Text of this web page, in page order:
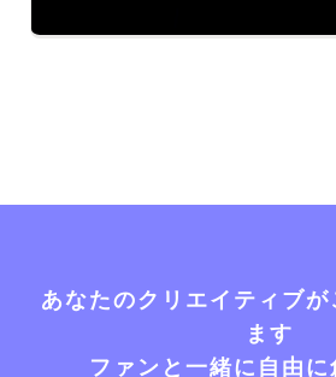
あなたのクリエイティブが
ます
ファンと一緒に自由